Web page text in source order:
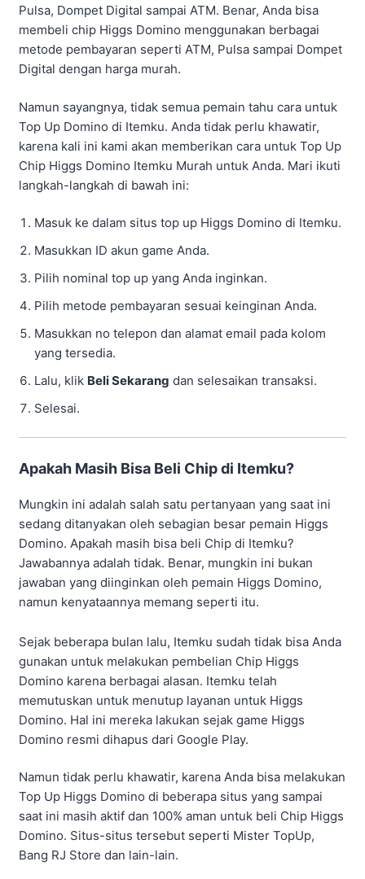
Pulsa, Dompet Digital sampai ATM. Benar, Anda bisa
membeli chip Higgs Domino menggunakan berbagai
metode pembayaran seperti ATM, Pulsa sampai Dompet
Digital dengan harga murah.
Namun sayangnya, tidak semua pemain tahu cara untuk
Top Up Domino di Itemku. Anda tidak perlu khawatir,
karena kali ini kami akan memberikan cara untuk Top Up
Chip Higgs Domino Itemku Murah untuk Anda. Mari ikuti
langkah-langkah di bawah ini:
Masuk ke dalam situs top up Higgs Domino di Itemku.
Masukkan ID akun game Anda.
Pilih nominal top up yang Anda inginkan.
Pilih metode pembayaran sesuai keinginan Anda.
Masukkan no telepon dan alamat email pada kolom
yang tersedia.
Lalu, klik Beli Sekarang dan selesaikan transaksi.
Selesai.
Apakah Masih Bisa Beli Chip di Itemku?
Mungkin ini adalah salah satu pertanyaan yang saat ini
sedang ditanyakan oleh sebagian besar pemain Higgs
Domino. Apakah masih bisa beli Chip di Itemku?
Jawabannya adalah tidak. Benar, mungkin ini bukan
jawaban yang diinginkan oleh pemain Higgs Domino,
namun kenyataannya memang seperti itu.
Sejak beberapa bulan lalu, Itemku sudah tidak bisa Anda
gunakan untuk melakukan pembelian Chip Higgs
Domino karena berbagai alasan. Itemku telah
memutuskan untuk menutup layanan untuk Higgs
Domino. Hal ini mereka lakukan sejak game Higgs
Domino resmi dihapus dari Google Play.
Namun tidak perlu khawatir, karena Anda bisa melakukan
Top Up Higgs Domino di beberapa situs yang sampai
saat ini masih aktif dan 100% aman untuk beli Chip Higgs
Domino. Situs-situs tersebut seperti Mister TopUp,
Bang RJ Store dan lain-lain.